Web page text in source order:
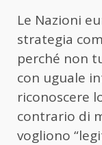
Le Nazioni
strategia
perché non
con uguale
riconoscere
contrario di
vogliono